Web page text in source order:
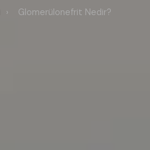
› Glomerülonefrit Nedir?